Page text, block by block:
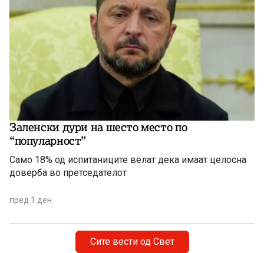
Заленски дури на шесто место по
“популарност”
Само 18% од испитаниците велат дека имаат целосна
доверба во претседателот
пред 1 ден
Сите вести од Свет